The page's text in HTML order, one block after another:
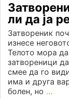
ли да ја
Затвореник
изнесе
Телото мора
затвореници
смее да го
има и друга
болен, но …